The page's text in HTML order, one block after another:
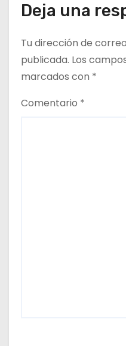
t
r
a
Deja una
Tu dirección de
publicada. Los
marcados con *
Comentario *